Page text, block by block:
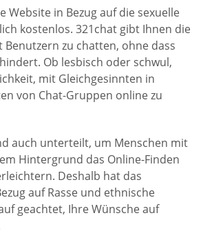
Website in Bezug auf die sexuelle
kostenlos. 321chat gibt Ihnen die
zu chatten, ohne dass
Ob lesbisch oder schwul,
mit Gleichgesinnten in
von Chat-Gruppen online zu
auch unterteilt, um Menschen mit
Hintergrund das Online-Finden
Deshalb hat das
auf Rasse und ethnische
geachtet, Ihre Wünsche auf